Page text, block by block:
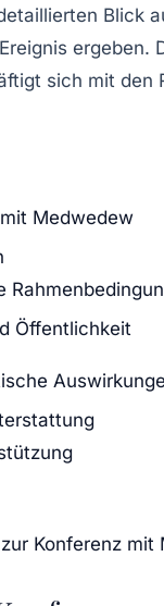
Blick
sich mit den
Medwedew
Öffentlichkeit
Konferenz mit